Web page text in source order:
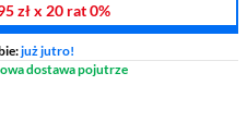
złx 20 rat0%
już jutro!
dostawa pojutrze